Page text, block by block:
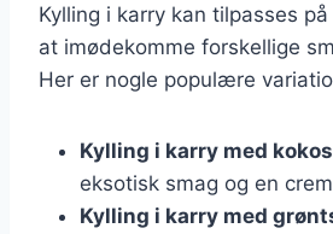
Kylling i karry kan tilpasses
at imødekomme forskellige
Her er nogle populære
Kylling i karry med
eksotisk smag og en
Kylling i karry med